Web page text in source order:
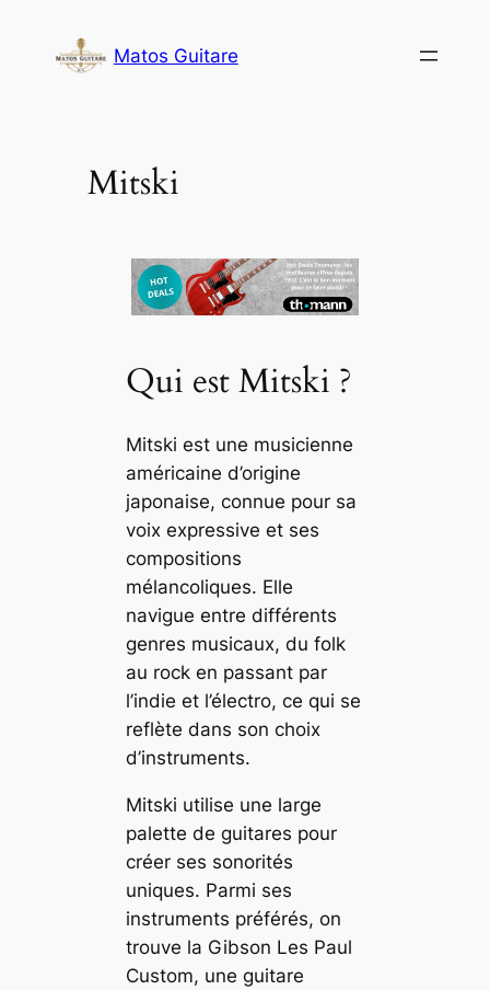
contenu
Matos Guitare
Mitski
Qui est Mitski ?
Mitski est une musicienne
américaine d’origine
japonaise, connue pour sa
voix expressive et ses
compositions
mélancoliques. Elle
navigue entre différents
genres musicaux, du folk
au rock en passant par
l’indie et l’électro, ce qui se
reflète dans son choix
d’instruments.
Mitski utilise une large
palette de guitares pour
créer ses sonorités
uniques. Parmi ses
instruments préférés, on
trouve la Gibson Les Paul
Custom, une guitare